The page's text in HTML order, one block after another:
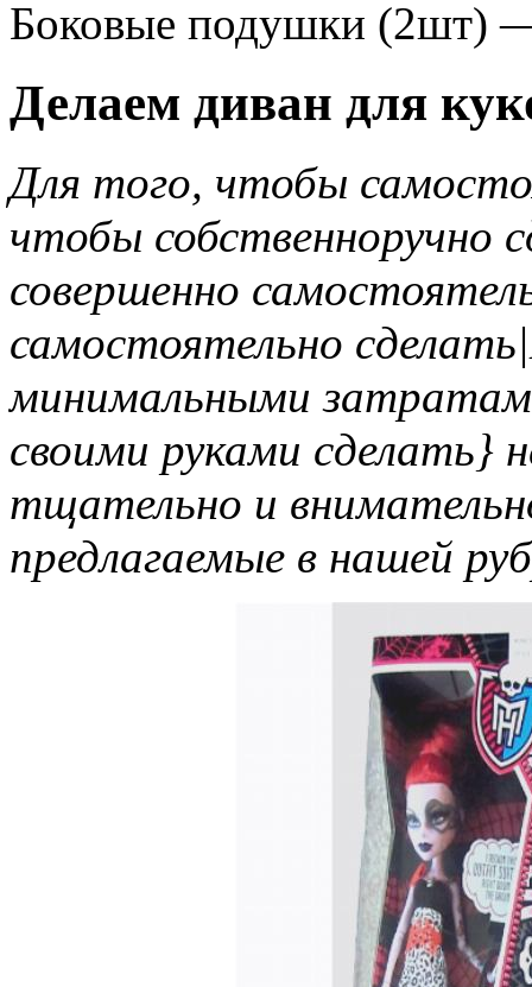
Боковые подушки (2шт)
Делаем диван для
Для того, чтобы
чтобы собственноручно
совершенно
самостоятельно
минимальными
своими руками сделать}
тщательно и
предлагаемые в нашей